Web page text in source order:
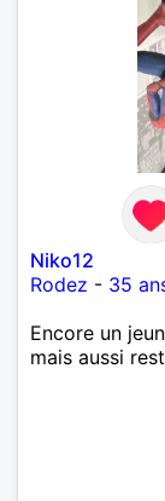
Niko12
Rodez - 35
Encore un
mais aussi